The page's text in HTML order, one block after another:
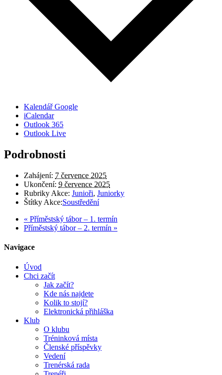
Kalendář Google
iCalendar
Outlook 365
Outlook Live
Podrobnosti
Zahájení: 7 července 2025
Ukončení: 9 července 2025
Rubriky Akce: Junioři, Juniorky
Štítky Akce:Soustředění
« Příměstský tábor – 1. termín
Příměstský tábor – 2. termín »
Navigace
Úvod
Chci začít
Jak začít?
Kde nás najdete
Kolik to stojí?
Elektronická přihláška
Klub
O klubu
Tréninková místa
Členské příspěvky
Vedení
Trenérská rada